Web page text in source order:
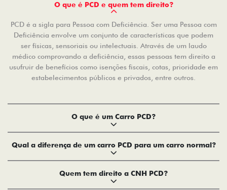
O que é PCD e quem tem direito?
PCD é a sigla para Pessoa com Deficiência. Ser uma Pessoa com
Deficiência envolve um conjunto de características que podem
ser físicas, sensoriais ou intelectuais. Através de um laudo
médico comprovando a deficiência, essas pessoas tem direito a
usufruir de benefícios como isenções fiscais, cotas, prioridade em
estabelecimentos públicos e privados, entre outros.
O que é um Carro PCD?
Qual a diferença de um carro PCD para um carro normal?
Quem tem direito a CNH PCD?